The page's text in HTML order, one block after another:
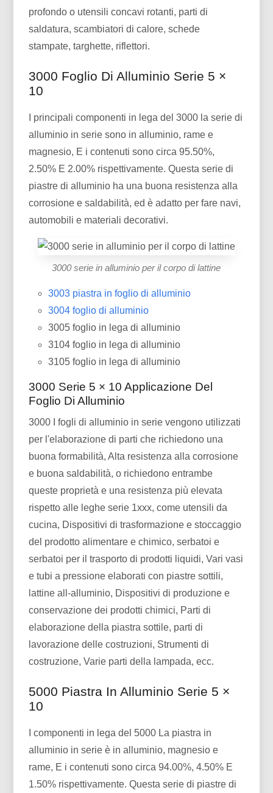
profondo o utensili concavi rotanti, parti di
saldatura, scambiatori di calore, schede
stampate, targhette, riflettori.
3000 Foglio Di Alluminio Serie 5 ×
10
I principali componenti in lega del 3000 la serie di
alluminio in serie sono in alluminio, rame e
magnesio, E i contenuti sono circa 95.50%,
2.50% E 2.00% rispettivamente. Questa serie di
piastre di alluminio ha una buona resistenza alla
corrosione e saldabilità, ed è adatto per fare navi,
automobili e materiali decorativi.
3000 serie in alluminio per il corpo di lattine
3003 piastra in foglio di alluminio
3004 foglio di alluminio
3005 foglio in lega di alluminio
3104 foglio in lega di alluminio
3105 foglio in lega di alluminio
3000 Serie 5 × 10 Applicazione Del
Foglio Di Alluminio
3000 I fogli di alluminio in serie vengono utilizzati
per l'elaborazione di parti che richiedono una
buona formabilità, Alta resistenza alla corrosione
e buona saldabilità, o richiedono entrambe
queste proprietà e una resistenza più elevata
rispetto alle leghe serie 1xxx, come utensili da
cucina, Dispositivi di trasformazione e stoccaggio
del prodotto alimentare e chimico, serbatoi e
serbatoi per il trasporto di prodotti liquidi, Vari vasi
e tubi a pressione elaborati con piastre sottili,
lattine all-alluminio, Dispositivi di produzione e
conservazione dei prodotti chimici, Parti di
elaborazione della piastra sottile, parti di
lavorazione delle costruzioni, Strumenti di
costruzione, Varie parti della lampada, ecc.
5000 Piastra In Alluminio Serie 5 ×
10
I componenti in lega del 5000 La piastra in
alluminio in serie è in alluminio, magnesio e
rame, E i contenuti sono circa 94.00%, 4.50% E
1.50% rispettivamente. Questa serie di piastre di